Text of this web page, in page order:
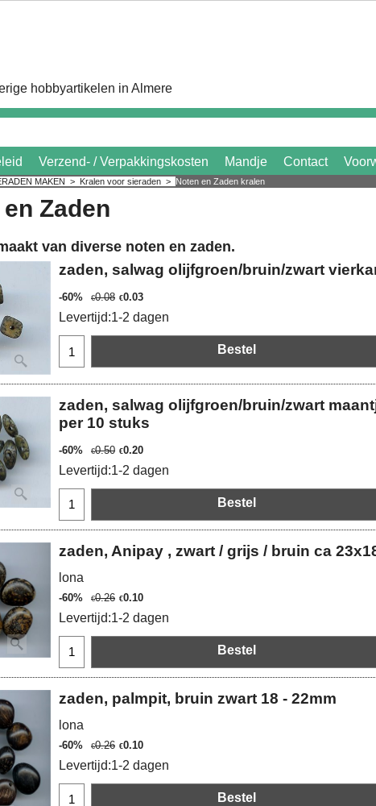
hobbyartikelen in Almere
Verzend- / Verpakkingskosten Mandje Contact
MAKEN > Kralen voor sieraden > Noten en Zaden kralen
Zaden
van diverse noten en zaden.
zaden, salwag olijfgroen/bruin/zwart
-60% €0.08 €0.03
Levertijd:1-2 dagen
Bestel
zaden, salwag olijfgroen/bruin/zwart
per 10 stuks
-60% €0.50 €0.20
Levertijd:1-2 dagen
Bestel
zaden, Anipay , zwart / grijs / bruin ca
lona
-60% €0.26 €0.10
Levertijd:1-2 dagen
Bestel
zaden, palmpit, bruin zwart 18 - 22mm
lona
-60% €0.26 €0.10
Levertijd:1-2 dagen
Bestel